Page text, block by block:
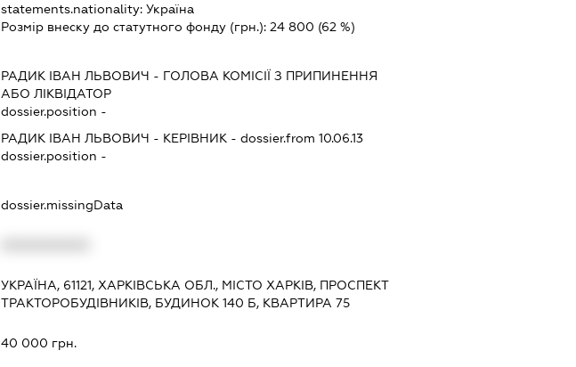
statements.nationality:Україна
Розмір внеску до статутного фонду (грн.):24 800 (62 %)
РАДИК ІВАН ЛЬВОВИЧ - ГОЛОВА КОМІСІЇ З ПРИПИНЕННЯ
АБО ЛІКВІДАТОР
dossier.position -
РАДИК ІВАН ЛЬВОВИЧ - КЕРІВНИК - dossier.from 10.06.13
dossier.position -
dossier.missingData
УКРАЇНА, 61121, ХАРКІВСЬКА ОБЛ., МІСТО ХАРКІВ, ПРОСПЕКТ
ТРАКТОРОБУДІВНИКІВ, БУДИНОК 140 Б, КВАРТИРА 75
40 000 грн.